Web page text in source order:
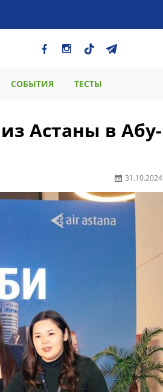
СОБЫТИЯ ТЕСТЫ
Астаны в Абу-
31.10.2024